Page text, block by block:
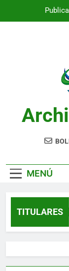
MENÚ
TITULARES
2 Años Atrás